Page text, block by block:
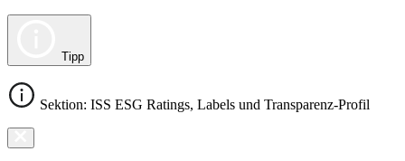
Tipp
Sektion: ISS ESG Ratings, Labels und Transparenz-Profil